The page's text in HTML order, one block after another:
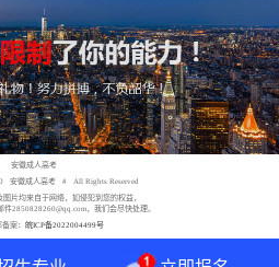
安徽成人高考
安徽成人高考 # All Rights Reserved
片均来自于网络，如侵犯到您的权益，
2850828260@qq.com，我们会尽快处理。
案：
皖ICP备2022004499号